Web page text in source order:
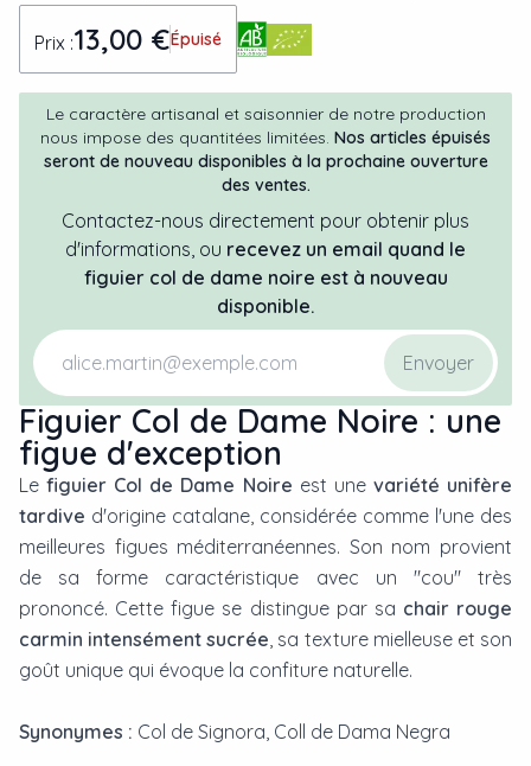
Prix :13,00 €Épuisé
Le caractère artisanal et saisonnier de notre production
nous impose des quantitées limitées. Nos articles épuisés
seront de nouveau disponibles à la prochaine ouverture
des ventes.
Contactez-nous directement pour obtenir plus
d'informations, ou recevez un email quand le
figuier col de dame noire est à nouveau
disponible.
Envoyer
Figuier Col de Dame Noire : une
figue d'exception
Lefiguier Col de Dame Noire est une variété unifère
tardive d'origine catalane, considérée comme l'une des
meilleures figues méditerranéennes. Son nom provient
de sa forme caractéristique avec un "cou" très
prononcé. Cette figue se distingue par sa chair rouge
carmin intensément sucrée, sa texture mielleuse et son
goût unique qui évoque la confiture naturelle.
Synonymes : Col de Signora, Coll de Dama Negra